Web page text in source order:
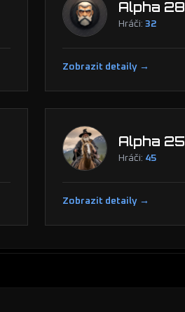
Alpha 28
Hráči: 32
Zobrazit detaily →
Alpha 25
Hráči: 45
Zobrazit detaily →